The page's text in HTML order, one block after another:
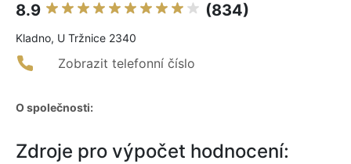
8.9 (834)
Kladno, U Tržnice 2340
Zobrazit telefonní číslo
O společnosti:
Zdroje pro výpočet hodnocení: